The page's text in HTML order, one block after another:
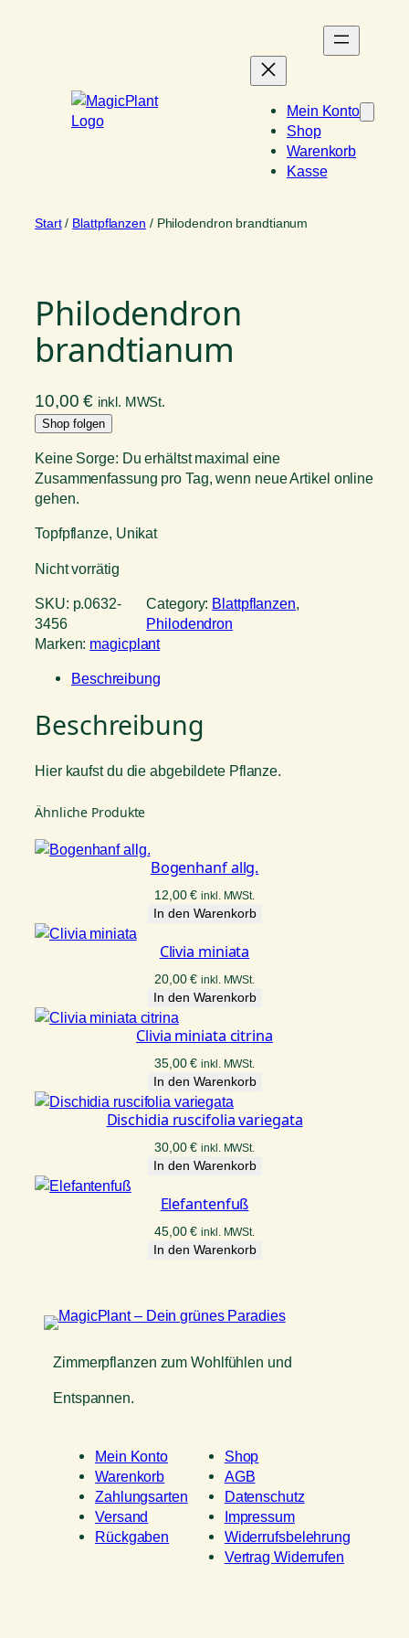
Mein Konto
Shop
Warenkorb
Kasse
Start/ Blattpflanzen / Philodendron brandtianum
Philodendron
brandtianum
10,00€ inkl. MWSt.
Shop folgen
Keine Sorge: Du erhältst maximal eine
Zusammenfassung pro Tag, wenn neue Artikel online
gehen.
Topfpflanze, Unikat
Nicht vorrätig
SKU: p.0632-
3456
Category: Blattpflanzen
Philodendron
Marken: magicplant
Beschreibung
Beschreibung
Hier kaufst du die abgebildete Pflanze.
Ähnliche Produkte
Bogenhanf allg.
12,00€ inkl. MWSt.
In den Warenkorb
Clivia miniata
20,00€ inkl. MWSt.
In den Warenkorb
Clivia miniata citrina
35,00€ inkl. MWSt.
In den Warenkorb
Dischidia ruscifolia variegata
30,00€ inkl. MWSt.
In den Warenkorb
Elefantenfuß
45,00€ inkl. MWSt.
In den Warenkorb
Zimmerpflanzen zum Wohlfühlen und
Entspannen.
Mein Konto
Warenkorb
Zahlungsarten
Versand
Rückgaben
Shop
AGB
Datenschutz
Impressum
Widerrufsbelehrung
Vertrag Widerrufen